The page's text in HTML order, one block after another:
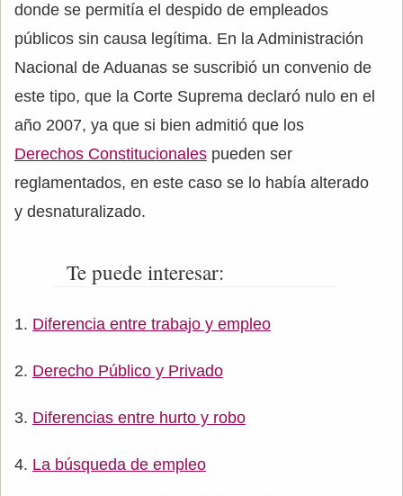
donde se permitía el despido de empleados
públicos sin causa legítima. En la Administración
Nacional de Aduanas se suscribió un convenio de
este tipo, que la Corte Suprema declaró nulo en el
año 2007, ya que si bien admitió que los
Derechos Constitucionales pueden ser
reglamentados, en este caso se lo había alterado
y desnaturalizado.
Te puede interesar:
Diferencia entre trabajo y empleo
Derecho Público y Privado
Diferencias entre hurto y robo
La búsqueda de empleo